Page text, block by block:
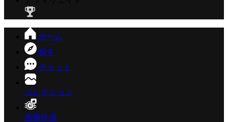
ホーム
探す
チャット
コレクション
画像作成